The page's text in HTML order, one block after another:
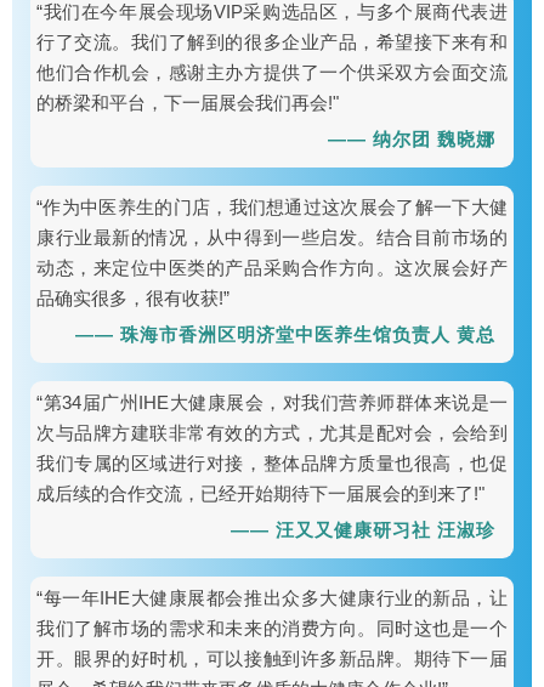
“我们在今年展会现场VIP采购选品区，与多个展商代表进
行了交流。我们了解到的很多企业产品，希望接下来有和
他们合作机会，感谢主办方提供了一个供采双方会面交流
的桥梁和平台，下一届展会我们再会!"
—— 纳尔团 魏晓娜
“作为中医养生的门店，我们想通过这次展会了解一下大健
康行业最新的情况，从中得到一些启发。结合目前市场的
动态，来定位中医类的产品采购合作方向。这次展会好产
品确实很多，很有收获!”
—— 珠海市香洲区明济堂中医养生馆负责人 黄总
“第34届广州IHE大健康展会，对我们营养师群体来说是一
次与品牌方建联非常有效的方式，尤其是配对会，会给到
我们专属的区域进行对接，整体品牌方质量也很高，也促
成后续的合作交流，已经开始期待下一届展会的到来了!"
—— 汪又又健康研习社 汪淑珍
“每一年IHE大健康展都会推出众多大健康行业的新品，让
我们了解市场的需求和未来的消费方向。同时这也是一个
开。眼界的好时机，可以接触到许多新品牌。期待下一届